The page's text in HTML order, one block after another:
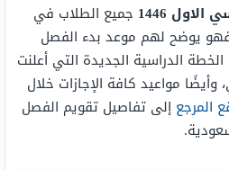
1446
جميع الطلاب في
فهو يوضح لهم موعد بدء الفصل
الدراسية الجديدة التي أعلنت
وأيضًا مواعيد كافة الإجازات خلال
المرجع إلى تفاصيل تقويم الفصل